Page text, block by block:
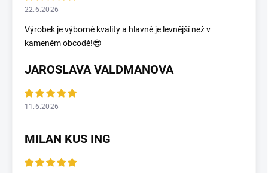
22.6.2026
Výrobek je výborné kvality a hlavně je levnější než v
kameném obcodě!😎
JAROSLAVA VALDMANOVA
11.6.2026
MILAN KUS ING